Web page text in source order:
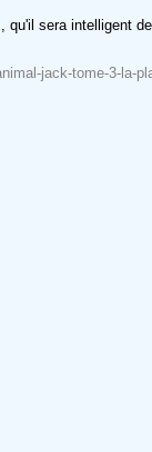
sera intelligent
jack-tome-3-la-